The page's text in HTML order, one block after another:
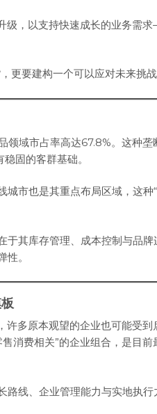
级，以支持快速成长的业务需
更要建构一个可以应对未来挑
域市占率高达67.8%。这种垄
固的客群基础。
市也是其重点布局区域，这种“
其库存管理、成本控制与品牌
。
多原本观望的企业也可能受到
消费相关”的企业组合，是目
线、企业管理能力与实地执行